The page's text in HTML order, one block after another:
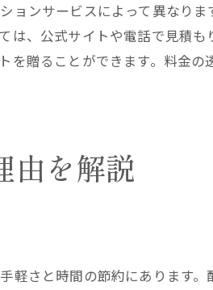
屋配達でトラブルを防ぐ方法
達のキャンセルや変更対応の確
花屋配達の実績や店舗情報の調べ
ョンサービスによって異なり
、公式サイトや電話で見積
を贈ることができます。料金
由を解説
軽さと時間の節約にあります